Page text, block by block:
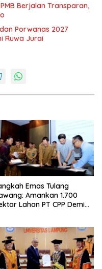
Berjalan Transparan,
Porwanas 2027
Ruwa Jurai
Emas Tulang
Amankan 1.700
Lahan PT CPP Demi